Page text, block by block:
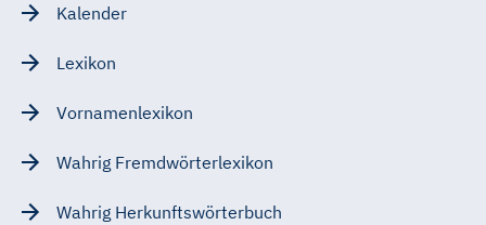
Kalender
Lexikon
Vornamenlexikon
Wahrig Fremdwörterlexikon
Wahrig Herkunftswörterbuch